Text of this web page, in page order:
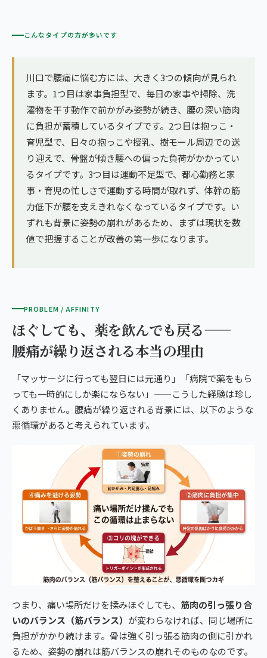
こんなタイプの方が多いです
川口で腰痛に悩む方には、大きく3つの傾向が見られ
ます。1つ目は家事負担型で、毎日の家事や掃除、洗
濯物を干す動作で前かがみ姿勢が続き、腰の深い筋肉
に負担が蓄積しているタイプです。2つ目は抱っこ・
育児型で、日々の抱っこや授乳、樹モール周辺での送
り迎えで、骨盤が傾き腰への偏った負荷がかかってい
るタイプです。3つ目は運動不足型で、都心勤務と家
事・育児の忙しさで運動する時間が取れず、体幹の筋
力低下が腰を支えきれなくなっているタイプです。い
ずれも背景に姿勢の崩れがあるため、まずは現状を数
値で把握することが改善の第一歩になります。
PROBLEM / AFFINITY
ほぐしても、薬を飲んでも戻る——
腰痛が繰り返される本当の理由
「マッサージに行っても翌日には元通り」「病院で薬をもら
っても一時的にしか楽にならない」——こうした経験は珍し
くありません。腰痛が繰り返される背景には、以下のような
悪循環があると考えられています。
つまり、痛い場所だけを揉みほぐしても、 筋肉の引っ張り合
いのバランス（筋バランス） が変わらなければ、同じ場所に
負担がかかり続けます。骨は強く引っ張る筋肉の側に引かれ
るため、姿勢の崩れは筋バランスの崩れそのものなのです。